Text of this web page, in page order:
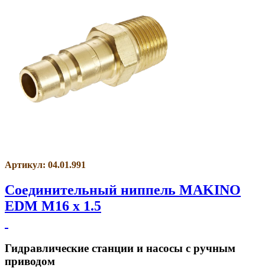
Артикул: 04.01.991
Соединительный ниппель MАKINO
EDM M16 x 1.5
Гидравлические станции и насосы с ручным
приводом